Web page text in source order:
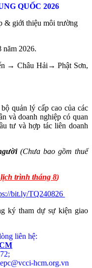
QUỐC 2026
năm 2026.
→ Châu Hải→ Phật Sơn,
quản lý cấp cao của các
và doanh nghiệp có quan
tư và hợp tác liên doanh
(Chưa bao gồm thuế
trình tháng 8)
bit.ly/TQ240826
ký tham dự sự kiện giao
liên hệ:
hcm.org.vn